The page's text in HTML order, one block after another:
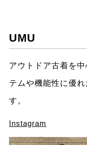
UMU
アウトドア古着を
テムや機能性に優
す。
Instagram